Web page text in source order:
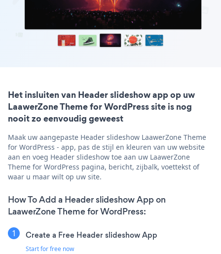
Het insluiten van Header slideshow app op uw
LaawerZone Theme for WordPress site is nog
nooit zo eenvoudig geweest
Maak uw aangepaste Header slideshow LaawerZone Theme
for WordPress - app, pas de stijl en kleuren van uw website
aan en voeg Header slideshow toe aan uw LaawerZone
Theme for WordPress pagina, bericht, zijbalk, voettekst of
waar u maar wilt op uw site.
How To Add a Header slideshow App on
LaawerZone Theme for WordPress:
Create a Free Header slideshow App
Start for free now